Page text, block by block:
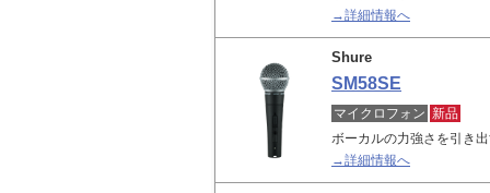
→詳細情報へ
Shure
SM58SE
マイクロフォン 新品
ボーカルの力強さを引き
→詳細情報へ